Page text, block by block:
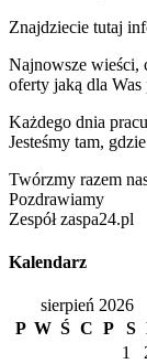
Znajdziecie tutaj
Najnowsze wieści,
oferty jaką dla
Każdego dnia
Jesteśmy tam,
Twórzmy razem
Pozdrawiamy
Zespół zaspa24.pl
Kalendarz
sierpień 2026
P W Ś C P S
1